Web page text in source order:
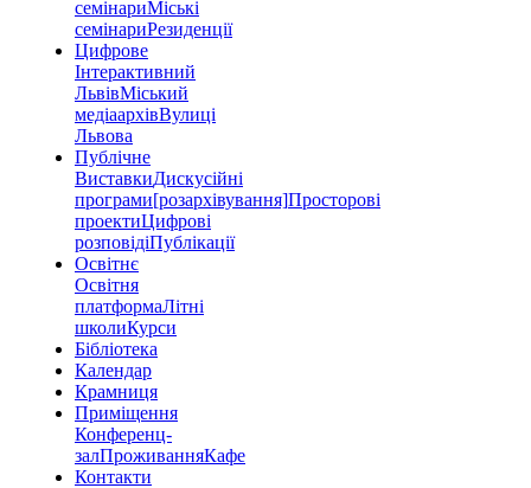
семінариМіські
семінариРезиденції
Цифрове
Інтерактивний
ЛьвівМіський
медіаархівВулиці
Львова
Публічне
ВиставкиДискусійні
програми[розархівування]Просторові
проектиЦифрові
розповідіПублікації
Освітнє
Освітня
платформаЛітні
школиКурси
Бібліотека
Календар
Крамниця
Приміщення
Конференц-
залПроживанняКафе
Контакти